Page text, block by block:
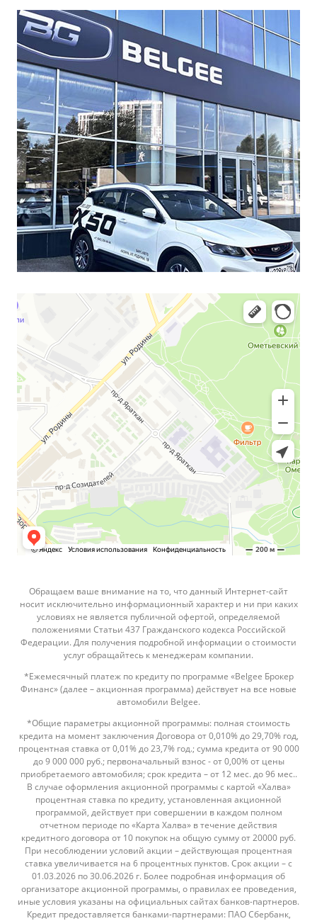
Обращаем ваше внимание на то, что данный Интернет-сайт
носит исключительно информационный характер и ни при каких
условиях не является публичной офертой, определяемой
положениями Статьи 437 Гражданского кодекса Российской
Федерации. Для получения подробной информации о стоимости
услуг обращайтесь к менеджерам компании.
*Ежемесячный платеж по кредиту по программе «Belgee Брокер
Финанс» (далее – акционная программа) действует на все новые
автомобили Belgee.
*Общие параметры акционной программы: полная стоимость
кредита на момент заключения Договора от 0,010% до 29,70% год,
процентная ставка от 0,01% до 23,7% год.; сумма кредита от 90 000
до 9 000 000 руб.; первоначальный взнос - от 0,00% от цены
приобретаемого автомобиля; срок кредита – от 12 мес. до 96 мес..
В случае оформления акционной программы с картой «Халва»
процентная ставка по кредиту, установленная акционной
программой, действует при совершении в каждом полном
отчетном периоде по «Карта Халва» в течение действия
кредитного договора от 10 покупок на общую сумму от 20000 руб.
При несоблюдении условий акции – действующая процентная
ставка увеличивается на 6 процентных пунктов. Срок акции – с
01.03.2026 по 30.06.2026 г. Более подробная информация об
организаторе акционной программы, о правилах ее проведения,
иные условия указаны на официальных сайтах банков-партнеров.
Кредит предоставляется банками-партнерами: ПАО Сбербанк,